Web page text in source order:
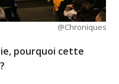
@Chroniques
pourquoi cette